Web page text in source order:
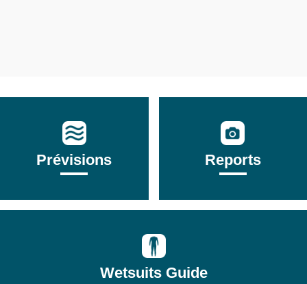
Prévisions Reports
Wetsuits Guide